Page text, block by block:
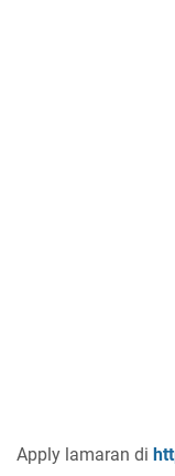
Apply lamaran di